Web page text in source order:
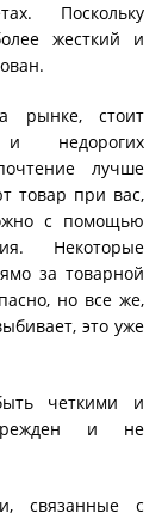
Поскольку
жесткий и
рынке, стоит
недорогих
лучше
товар при вас,
с помощью
Некоторые
за товарной
но все же,
это уже
четкими и
и не
связанные с